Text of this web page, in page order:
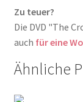
Zu teuer?
Die DVD "The
auch für eine
Ähnliche